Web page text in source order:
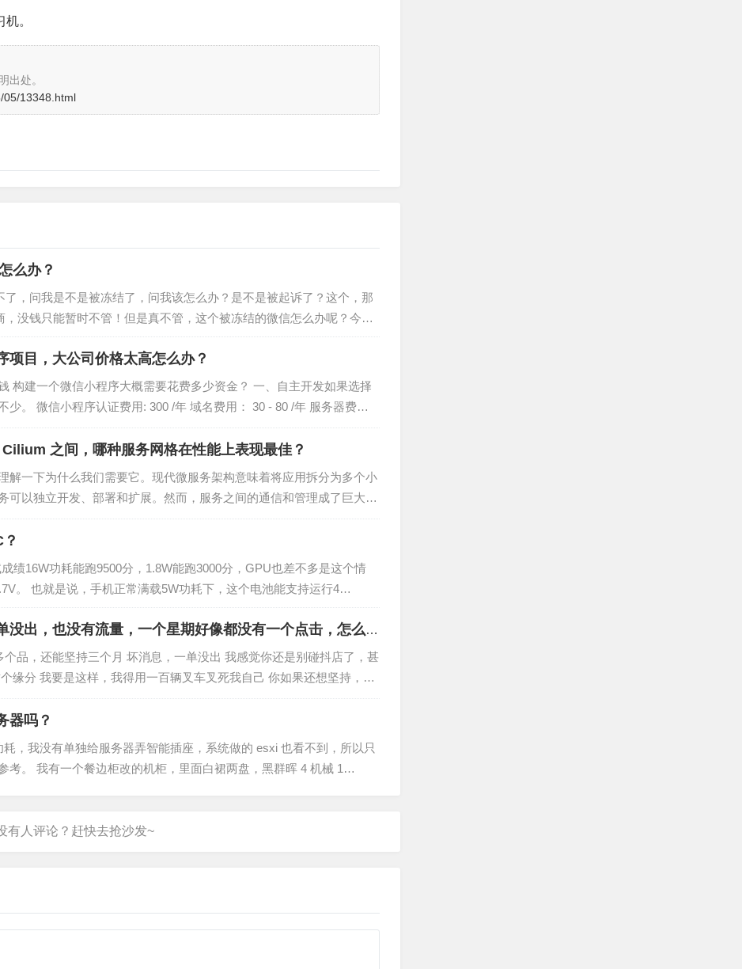
。
出处。
05/13348.html
么办？
，问我是不是被冻结了，问我该怎么办？是不是被起诉了？这个，那
没钱只能暂时不管！但是真不管，这个被冻结的微信怎么办呢？今天
项目，大公司价格太高怎么办？
构建一个微信小程序大概需要花费多少资金？ 一、自主开发如果选择
少。 微信小程序认证费用: 300 /年 域名费用： 30 - 80 /年 服务器费
…
之间，哪种服务网格在性能上表现最佳？
解一下为什么我们需要它。现代微服务架构意味着将应用拆分为多个小
可以独立开发、部署和扩展。然而，服务之间的通信和管理成了巨大的
通信、负载均衡、监控与可观测性等。服务网格…
绩16W功耗能跑9500分，1.8W能跑3000分，GPU也差不多是这个情
。 也就是说，手机正常满载5W功耗下，这个电池能支持运行4…
没出，也没有流量，一个星期好像都没有一个点击，怎么
品，还能坚持三个月 坏消息，一单没出 我感觉你还是别碰抖店了，甚
缘分 我要是这样，我得用一百辆叉车叉死我自己 你如果还想坚持，我
学来的新思路 简单来说就是…
器吗？
耗，我没有单独给服务器弄智能插座，系统做的 esxi 也看不到，所以只
考。 我有一个餐边柜改的机柜，里面白裙两盘，黑群晖 4 机械 1